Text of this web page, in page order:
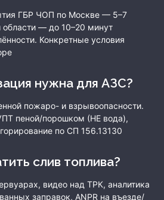
ГБР ЧОП по Москве — 5–7
области — до 10–20 минут
Конкретные условия
нужна для АЗС?
пожаро- и взрывоопасности.
пеной/порошком (НЕ вода),
по СП 156.13130
слив топлива?
видео над ТРК, аналитика
заправок, ANPR на въезде/